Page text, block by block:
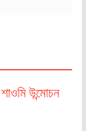
উন্মোচন